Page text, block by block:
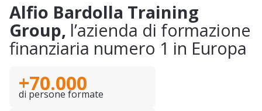
Alfio Bardolla Training
Group, l’azienda di formazione
finanziaria numero 1 in Europa
+70.000
di persone formate